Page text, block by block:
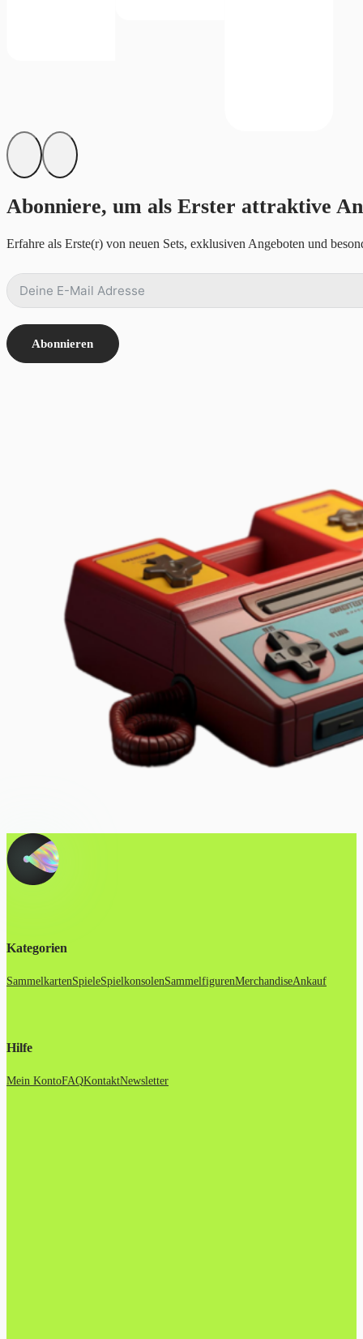
Abonniere, um als Erster attraktive
Erfahre als Erste(r) von neuen Sets, exklusiven Angeboten und
Abonnieren
Kategorien
SammelkartenSpieleSpielkonsolenSammelfigurenMerchandiseAnkauf
Hilfe
Mein KontoFAQKontaktNewsletter